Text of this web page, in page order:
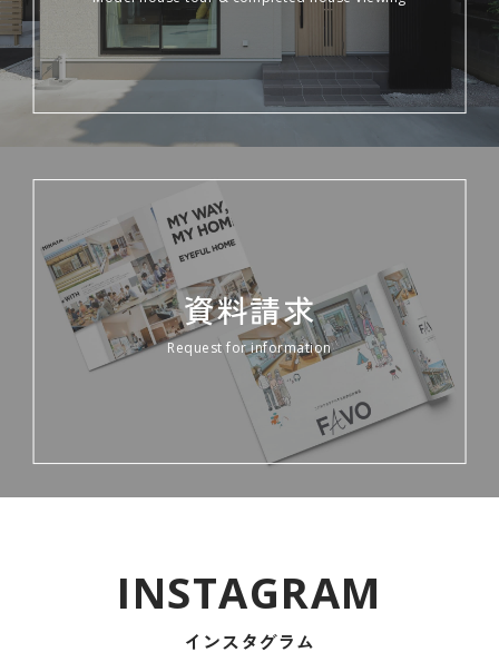
資料請求
Request for information
インスタグラム